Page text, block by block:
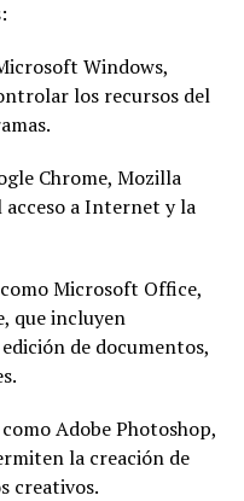
Windows,
los recursos del
Chrome, Mozilla
a Internet y la
como Microsoft Office,
que incluyen
de documentos,
como Adobe Photoshop,
la creación de
creativos.